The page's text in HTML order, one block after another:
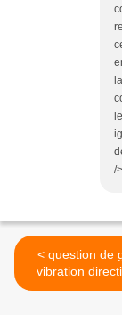
/>
< question de gildas sur
vibration
y61